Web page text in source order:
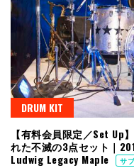
DRUM KIT
【有料会員限定／Set Up
れた不滅の3点セット｜
Ludwig Legacy Maple
サ